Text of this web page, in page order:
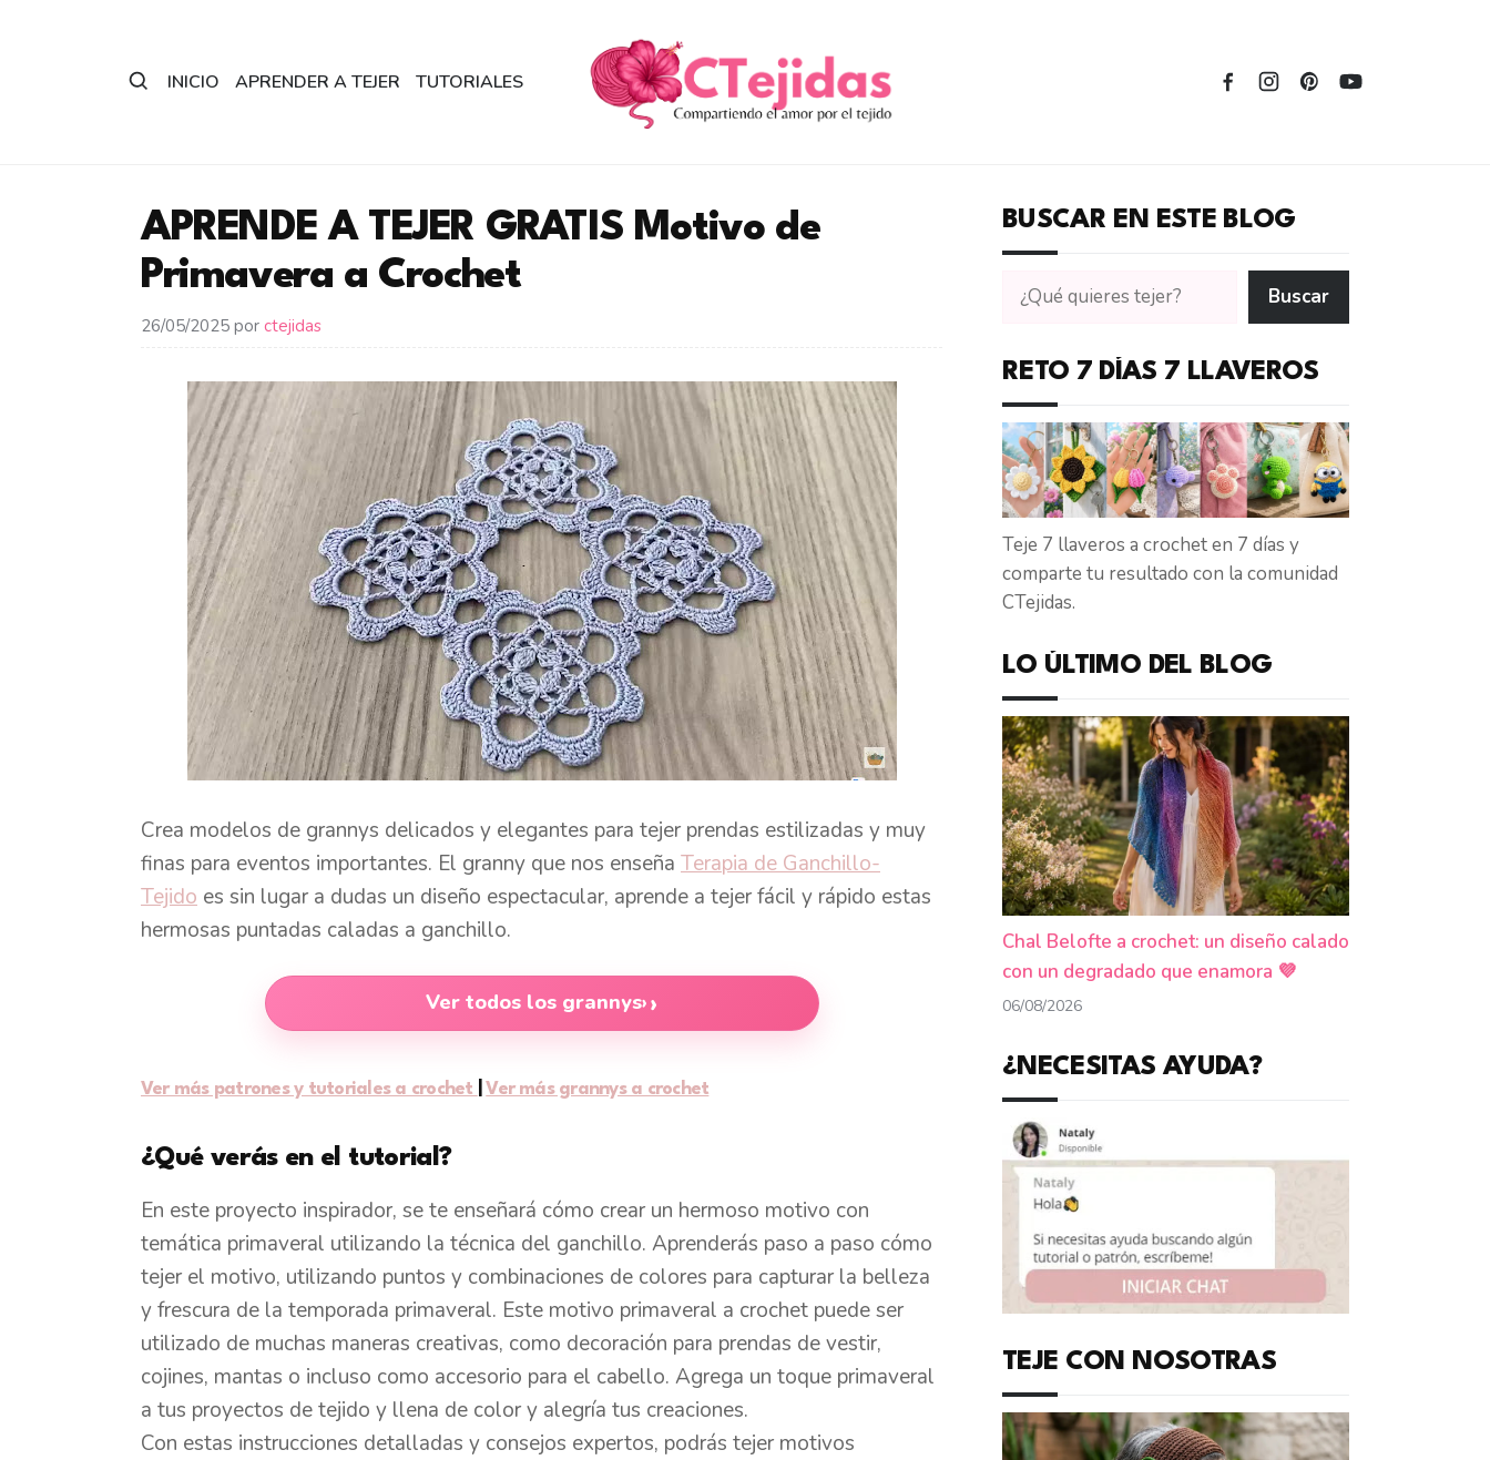
INICIO APRENDER A TEJER TUTORIALES
APRENDE A TEJER GRATIS Motivo de
Primavera a Crochet
26/05/2025 por ctejidas
Crea modelos de grannys delicados y elegantes para tejer prendas estilizadas y muy
finas para eventos importantes. El granny que nos enseña Terapia de Ganchillo-
Tejido es sin lugar a dudas un diseño espectacular, aprende a tejer fácil y rápido estas
hermosas puntadas caladas a ganchillo.
Ver todos los grannys›
Ver más patrones y tutoriales a crochet |Ver más grannys a crochet
¿Qué verás en el tutorial?
En este proyecto inspirador, se te enseñará cómo crear un hermoso motivo con
temática primaveral utilizando la técnica del ganchillo. Aprenderás paso a paso cómo
tejer el motivo, utilizando puntos y combinaciones de colores para capturar la belleza
y frescura de la temporada primaveral. Este motivo primaveral a crochet puede ser
utilizado de muchas maneras creativas, como decoración para prendas de vestir,
cojines, mantas o incluso como accesorio para el cabello. Agrega un toque primaveral
a tus proyectos de tejido y llena de color y alegría tus creaciones.
Con estas instrucciones detalladas y consejos expertos, podrás tejer motivos
BUSCAR EN ESTE BLOG
Buscar
tutoriales
CTejidas
Buscar
RETO 7 DÍAS 7 LLAVEROS
Teje 7 llaveros a crochet en 7 días y
comparte tu resultado con la comunidad
CTejidas.
LO ÚLTIMO DEL BLOG
Chal Belofte a crochet: un diseño calado
con un degradado que enamora 💜
06/08/2026
¿NECESITAS AYUDA?
TEJE CON NOSOTRAS